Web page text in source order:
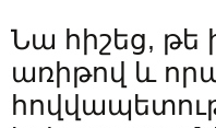
Նա հիշեց, թե
առիթով և